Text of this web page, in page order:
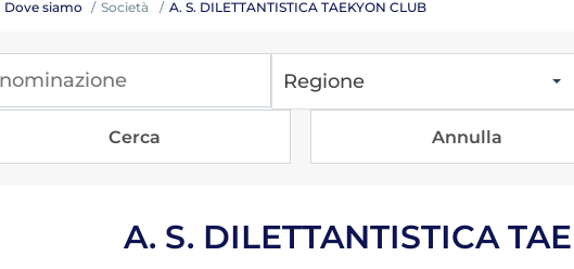
Tesseramento
Dove siamo Società A. S. DILETTANTISTICA TAEKYON CLUB
Regione
A. S. DILETTANTISTICA